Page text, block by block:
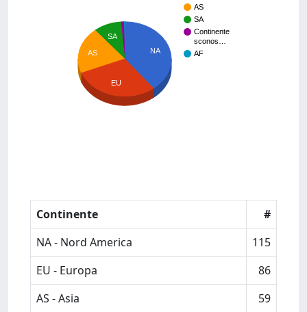
AS
SA
Continente
sconos…
AF
NA
SA
AS
EU
Continente
#
NA - Nord America
115
EU - Europa
86
AS - Asia
59